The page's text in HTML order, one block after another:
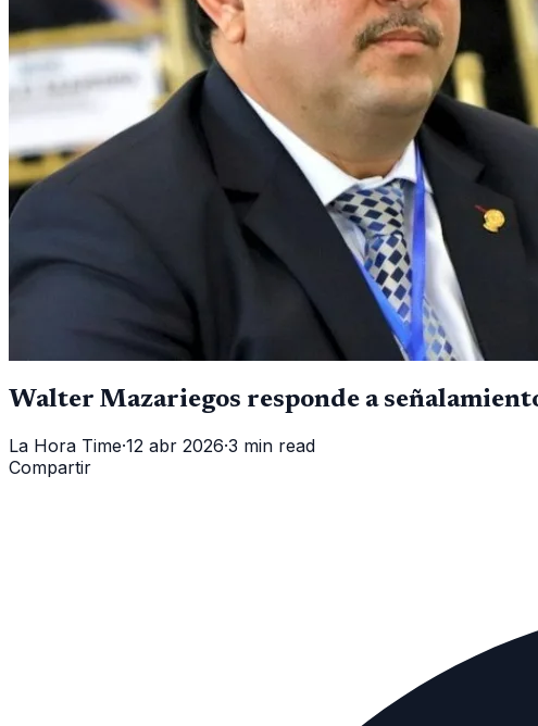
Walter Mazariegos responde a
La Hora Time·12 abr 2026·3 min read
Compartir